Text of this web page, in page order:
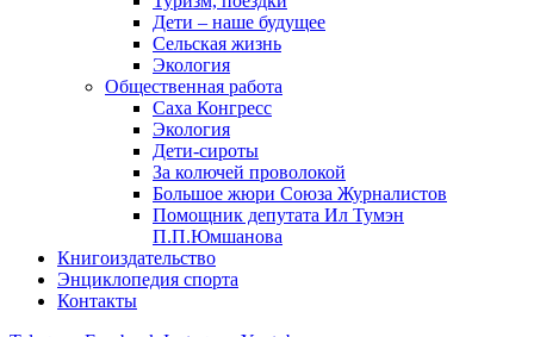
Дети – наше будущее
Сельская жизнь
Экология
Общественная работа
Саха Конгресс
Экология
Дети-сироты
За колючей проволокой
Большое жюри Союза Журналистов
Помощник депутата Ил Тумэн
П.П.Юмшанова
Книгоиздательство
Энциклопедия спорта
Контакты